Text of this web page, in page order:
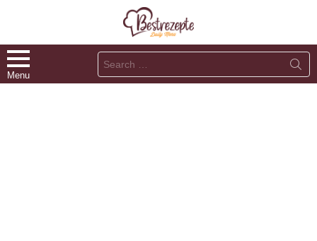
Menu
Search
for: